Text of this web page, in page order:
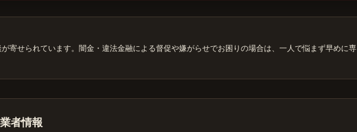
寄せられています。闇金・違法金融による督促や嫌がらせでお困りの場合は、一人で悩まず早めに専
者情報